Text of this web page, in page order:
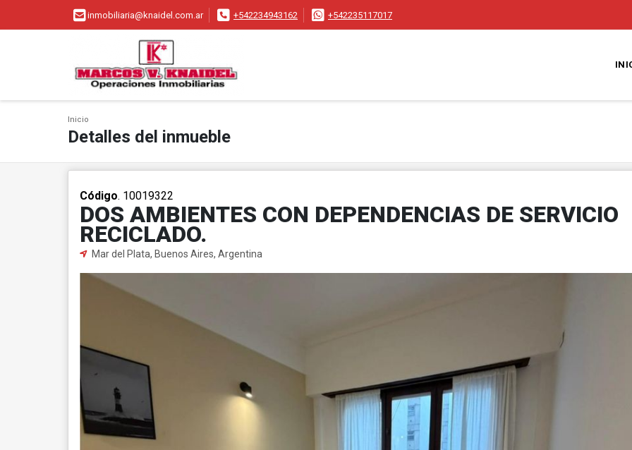
inmobiliaria@knaidel.com.ar +542234943162 +542235117017
Inicio
Detalles del inmueble
Código. 10019322
DOS AMBIENTES CON DEPENDENCIAS DE SERVICIO
RECICLADO.
Mar del Plata, Buenos Aires, Argentina